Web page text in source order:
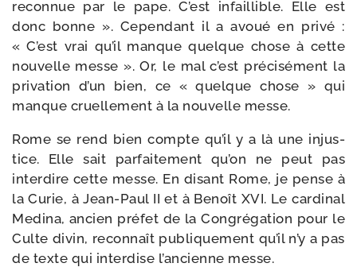
recon­nue par le pape. C’est infaillible. Elle est
donc bonne ». Cependant il a avoué en pri­vé :
« C’est vrai qu’il manque quelque chose à cette
nou­velle messe ». Or, le mal c’est pré­ci­sé­ment la
pri­va­tion d’un bien, ce « quelque chose » qui
manque cruel­le­ment à la nou­velle messe.
Rome se rend bien compte qu’il y a là une injus­
tice. Elle sait par­fai­te­ment qu’on ne peut pas
inter­dire cette messe. En disant Rome, je pense à
la Curie, à Jean-​Paul II et à Benoît XVI. Le car­di­nal
Medina, ancien pré­fet de la Congrégation pour le
Culte divin, recon­naît publi­que­ment qu’il n’y a pas
de texte qui inter­dise l’an­cienne messe.